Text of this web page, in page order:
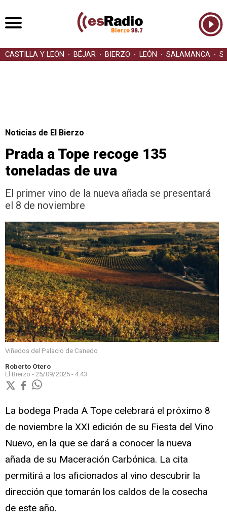
CASTILLA Y LEÓN BÉJAR BIERZO LEÓN SALAMANCA
Noticias de El Bierzo
Prada a Tope recoge 135
toneladas de uva
El primer vino de la nueva añada se presentará
el 8 de noviembre
Viñedos del Palacio de Canedo
Roberto Otero
El Bierzo - 25/09/2025 - 4:43
La bodega Prada A Tope celebrará el próximo 8
de noviembre la XXI edición de su Fiesta del Vino
Nuevo, en la que se dará a conocer la nueva
añada de su Maceración Carbónica. La cita
permitirá a los aficionados al vino descubrir la
dirección que tomarán los caldos de la cosecha
de este año.